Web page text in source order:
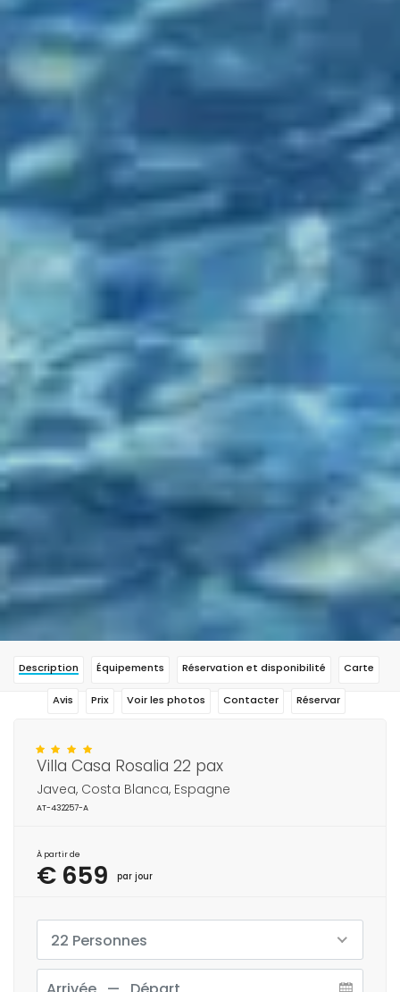
Description Équipements Réservation et disponibilité Carte
Avis Prix Voir les photos Contacter Réservar
Villa Casa Rosalia 22 pax
Javea, Costa Blanca, Espagne
AT-432257-A
À partir de
€ 659 par jour
22 Personnes